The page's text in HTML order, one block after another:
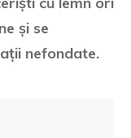
și se
nefondate.